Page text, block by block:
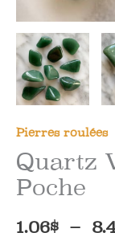
Pierres roulées
Quartz
Poche
1.06$ –